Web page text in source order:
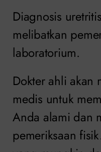
Diagnosis
melibatkan
laboratorium.
Dokter ahli akan
medis untuk
Anda alami dan
pemeriksaan